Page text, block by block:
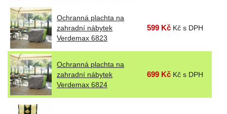
Ochranná plachta na
zahradní nábytek
Verdemax 6823
599 Kč Kč s DPH
Ochranná plachta na
zahradní nábytek
Verdemax 6824
699 Kč Kč s DPH